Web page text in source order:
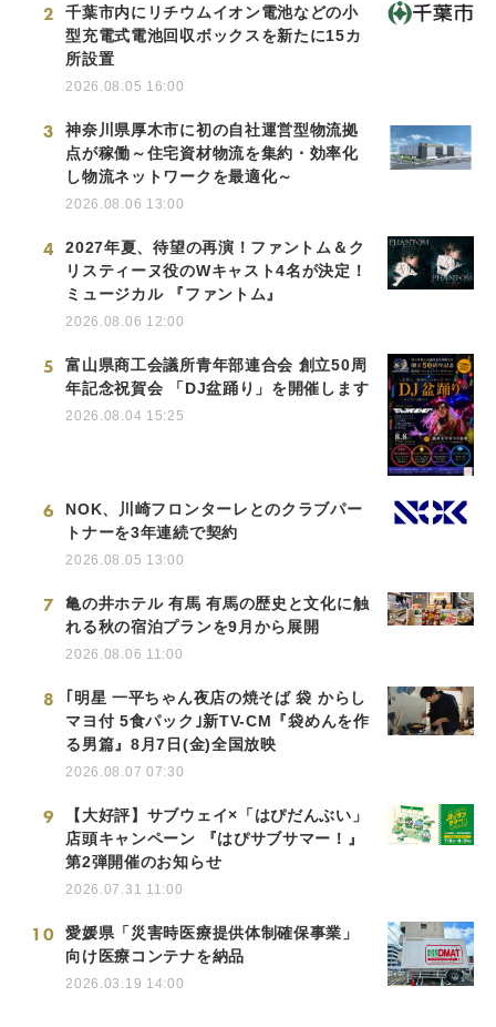
2
千葉市内にリチウムイオン電池などの小
型充電式電池回収ボックスを新たに15カ
所設置
2026.08.05 16:00
3
神奈川県厚木市に初の自社運営型物流拠
点が稼働～住宅資材物流を集約・効率化
し物流ネットワークを最適化～
2026.08.06 13:00
4
2027年夏、待望の再演！ファントム＆ク
リスティーヌ役のWキャスト4名が決定！
ミュージカル 『ファントム』
2026.08.06 12:00
5
富山県商工会議所青年部連合会 創立50周
年記念祝賀会 「DJ盆踊り」を開催します
2026.08.04 15:25
6
NOK、川崎フロンターレとのクラブパー
トナーを3年連続で契約
2026.08.05 13:00
7
亀の井ホテル 有馬 有馬の歴史と文化に触
れる秋の宿泊プランを9月から展開
2026.08.06 11:00
8
｢明星 一平ちゃん夜店の焼そば 袋 からし
マヨ付 5食パック｣新TV-CM『袋めんを作
る男篇』8月7日(金)全国放映
2026.08.07 07:30
9
【大好評】サブウェイ×「はぴだんぶい」
店頭キャンペーン 『はぴサブサマー！』
第2弾開催のお知らせ
2026.07.31 11:00
10
愛媛県「災害時医療提供体制確保事業」
向け医療コンテナを納品
2026.03.19 14:00